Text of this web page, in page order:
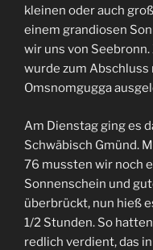
kleinen oder auch
einem grandiosen
wir uns von
wurde zum
Omsnomgugga
Am Dienstag ging es
Schwäbisch Gmünd.
76 mussten wir noch
Sonnenschein und
überbrückt, nun hieß
1/2 Stunden. So
redlich verdient, das